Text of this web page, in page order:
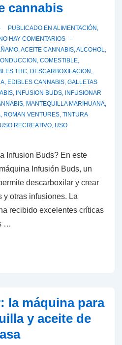
cannabis
PUBLICADO EN ALIMENTACIÓN ,
NO HAY COMENTARIOS
,ACEITE CANNABIS,ALCOHOL,
, COMESTIBLE,
THC, DESCARBOXILACION ,
, EDIBLES CANNABIS, GALLETAS
, INFUSION BUDS, INFUSIONAR
, MANTEQUILLA MARIHUANA,
, ROMAN VENTURES, TINTURA
USO RECREATIVO, USO
Infusion Buds? En este
Infusión Buds, un
descarboxilar y crear
y otras infusiones. La
recibido excelentes críticas
…
la máquina para
y aceite de